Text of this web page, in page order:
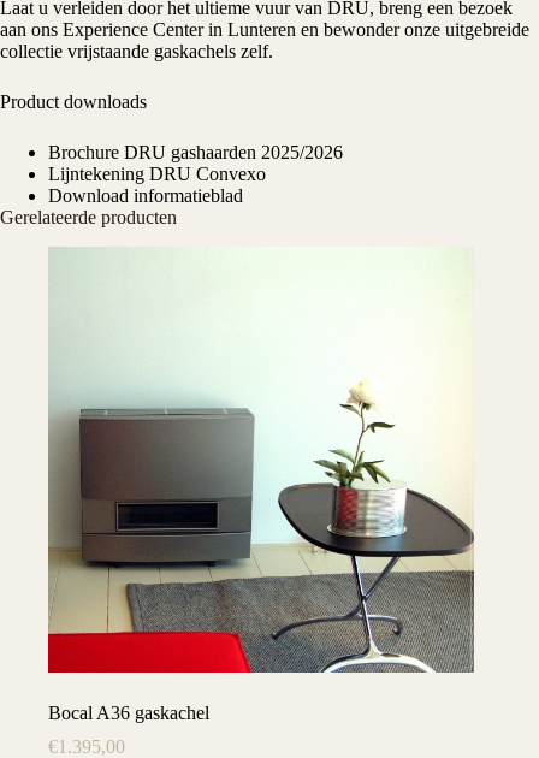
Laat u verleiden door het ultieme vuur van DRU, breng een bezoek
aan ons Experience Centerin Lunteren en bewonder onze uitgebreide
collectie vrijstaande gaskachels zelf.
Product downloads
Brochure DRU gashaarden 2025/2026
Lijntekening DRU Convexo
Download informatieblad
Gerelateerde producten
Bocal A36 gaskachel
€1.395,00